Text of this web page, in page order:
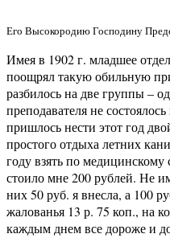
Его Высокородию Господину
Имея в 1902 г. младшее
поощрял такую обильную
разбилось на две группы –
преподавателя не
пришлось нести этот год
простого отдыха летних
году взять по медицинскому
стоило мне 200 рублей. Не
них 50 руб. я внесла, а 100
жалованья 13 р. 75 коп., на
каждым днем все дороже и